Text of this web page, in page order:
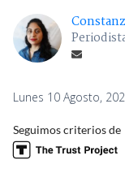
Lunes 10 Agosto,
Seguimos criterios de